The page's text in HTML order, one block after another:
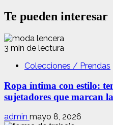
Te pueden interesar
3 min de lectura
Colecciones / Prendas
Ropa íntima con estilo:
sujetadores que marcan
admin mayo 8, 2026